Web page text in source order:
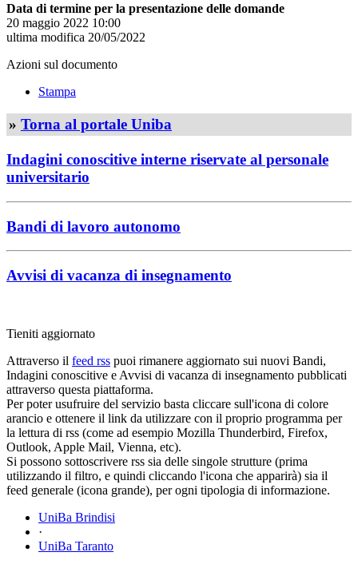
Data di termine per la presentazione delle domande
20 maggio 2022 10:00
ultima modifica 20/05/2022
Azioni sul documento
Stampa
» Torna al portale Uniba
Indagini conoscitive interne riservate al personale
universitario
Bandi di lavoro autonomo
Avvisi di vacanza di insegnamento
Tieniti aggiornato
Attraverso il feed rss puoi rimanere aggiornato sui nuovi Bandi,
Indagini conoscitive e Avvisi di vacanza di insegnamento pubblicati
attraverso questa piattaforma.
Per poter usufruire del servizio basta cliccare sull'icona di colore
arancio e ottenere il link da utilizzare con il proprio programma per
la lettura di rss (come ad esempio Mozilla Thunderbird, Firefox,
Outlook, Apple Mail, Vienna, etc).
Si possono sottoscrivere rss sia delle singole strutture (prima
utilizzando il filtro, e quindi cliccando l'icona che apparirà) sia il
feed generale (icona grande), per ogni tipologia di informazione.
UniBa Brindisi
·
UniBa Taranto